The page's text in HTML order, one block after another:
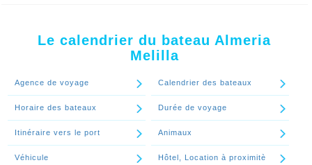
Continuer le spécial 'Comment connaitre les dates de voyage
disponibles du calendrier Almeria Melilla?'
Le calendrier du bateau Almeria
Melilla
Agence de voyage Calendrier des bateaux
Horaire des bateaux Durée de voyage
Itinéraire vers le port Animaux
Véhicule Hôtel, Location à proximitè